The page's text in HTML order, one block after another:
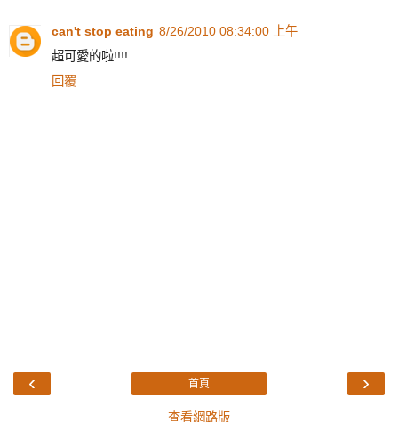
can't stop eating 8/26/2010 08:34:00 上午
超可愛的啦!!!!
回覆
‹ ›
首頁
查看網路版